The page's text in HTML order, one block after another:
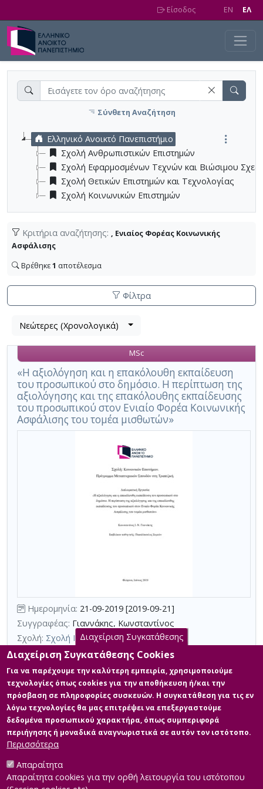
Είσοδος EN EΛ
Σύνθετη Αναζήτηση
Ελληνικό Ανοικτό Πανεπιστήμιο
Σχολή Ανθρωπιστικών Επιστημών
Σχολή Εφαρμοσμένων Τεχνών και Βιώσιμου
Σχολή Θετικών Επιστημών και Τεχνολογίας
Σχολή Κοινωνικών Επιστημών
Κριτήρια αναζήτησης: , Ενιαίος Φορέας Κοινωνικής
Ασφάλισης
Βρέθηκε1 αποτέλεσμα
Φίλτρα
Βρέθηκε
αποτέλεσμα
,
σύνολο
σελίδων
1.
επιπλέον
κριτηρίων
αναζήτησης
Λίστα
τα
αποτελέσματα
αναζήτησης:
Νεώτερες (Χρονολογικά)
«Η αξιολόγηση και η επακόλουθη εκπαίδευση
του προσωπικού στο δημόσιο. Η περίπτωση της
αξιολόγησης και της επακόλουθης εκπαίδευσης
του προσωπικού στον Ενιαίο Φορέα Κοινωνικής
Ασφάλισης του τομέα μισθωτών»
MSc
Ημερομηνία: 21-09-2019 [2019-09-21]
Συγγραφέας: Γιαννάκης, Κωνσταντίνος
Σχολή: Σχολή Κοινωνικών Επιστημών
Τμήμα: Τραπεζική (ΤΡΑ)
Περίληψη (Abstract):
Σήμερα οι εθνικές και διεθνείς μεταβολές
επηρεάζουν το περιβάλλον των επιχειρήσεων απαιτώντας από
αυτές πολυεπίπεδες προσαρμογές. Ιδιαίτερο αντίκτυπο έχουν οι
μεταβολές αυτές και στα συστήματα / υποσυστήματα που
συνθέτουν μεταξύ των άλλων και τη λειτουργία της Διοίκησης
Ανθρώπινων πόρων. Η λειτουργία αυτή συγκαταλέγεται στις
σημαντικότερες και πιο ευαίσθητες επιχειρησιακές λειτουργίες
καθώς το ανθ...
Διαχείριση Συγκατάθεσης
Διαχείριση Συγκατάθεσης Cookies
Για να παρέχουμε την καλύτερη εμπειρία, χρησιμοποιούμε
τεχνολογίες όπως cookies για την αποθήκευση ή/και την
πρόσβαση σε πληροφορίες συσκευών. Η συγκατάθεση για τις εν
λόγω τεχνολογίες θα μας επιτρέψει να επεξεργαστούμε
δεδομένα προσωπικού χαρακτήρα, όπως συμπεριφορά
περιήγησης ή μοναδικά αναγνωριστικά σε αυτόν τον ιστότοπο.
Περισσότερα
Απαραίτητα
Απαραίτητα cookies για την ορθή λειτουργία του ιστότοπου